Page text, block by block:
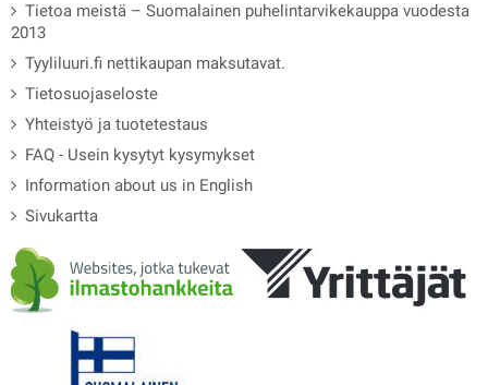
Tietoa meistä – Suomalainen puhelintarvikekauppa vuodesta
2013
Tyyliluuri.fi nettikaupan maksutavat.
Tietosuojaseloste
Yhteistyö ja tuotetestaus
FAQ - Usein kysytyt kysymykset
Information about us in English
Sivukartta